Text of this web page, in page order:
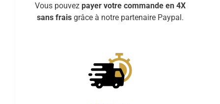
Vous pouvez payer votre commande en 4X
sans frais grâce à notre partenaire Paypal.